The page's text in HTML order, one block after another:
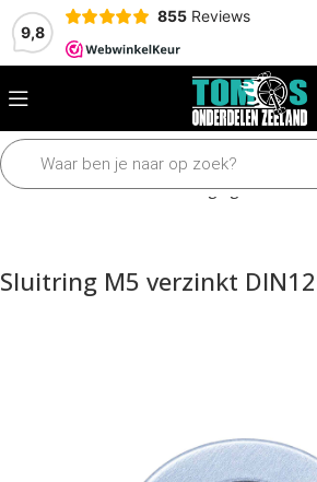
9,8
855 Reviews
Home Framedelen Bevestiging materiaal
Sluitring M5 verzinkt